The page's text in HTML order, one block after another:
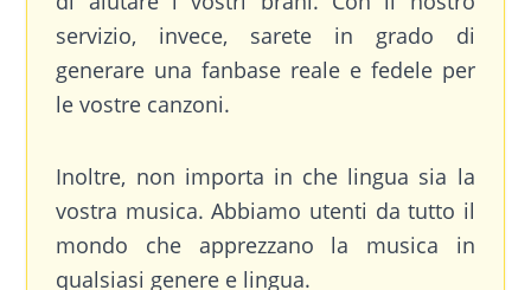
servizio, invece, sarete in grado di
generare una fanbase reale e fedele per
le vostre canzoni.
Inoltre, non importa in che lingua sia la
vostra musica. Abbiamo utenti da tutto il
mondo che apprezzano la musica in
qualsiasi genere e lingua.